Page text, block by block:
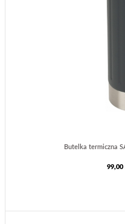
Butelka termiczna
99,00